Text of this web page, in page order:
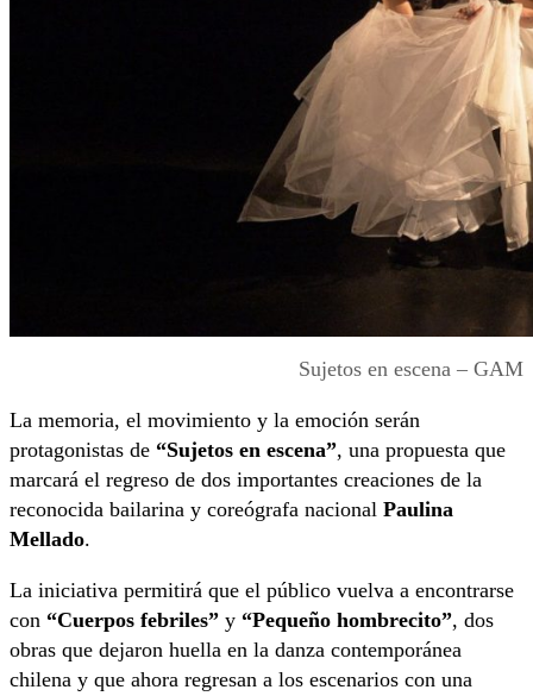
Sujetos en escena – GAM
La memoria, el movimiento y la emoción serán
protagonistas de “Sujetos en escena”, una propuesta que
marcará el regreso de dos importantes creaciones de la
reconocida bailarina y coreógrafa nacional Paulina
Mellado.
La iniciativa permitirá que el público vuelva a encontrarse
con “Cuerpos febriles” y “Pequeño hombrecito”, dos
obras que dejaron huella en la danza contemporánea
chilena y que ahora regresan a los escenarios con una